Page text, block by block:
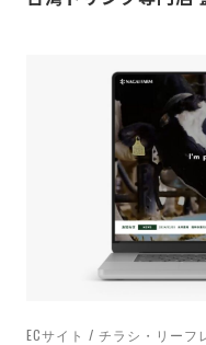
ECサイト / チラシ・リー